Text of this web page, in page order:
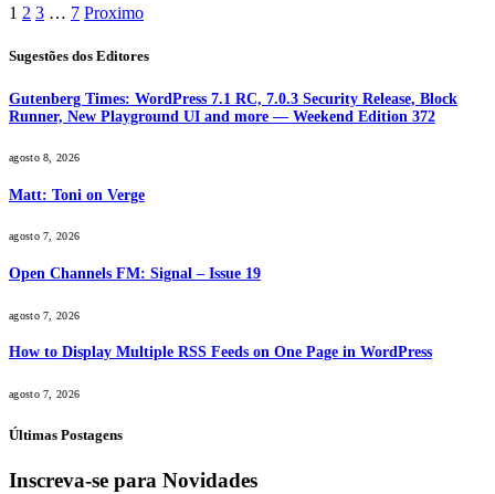
1 2 3 … 7 Proximo
Sugestões dos Editores
Gutenberg Times: WordPress 7.1 RC, 7.0.3 Security Release, Block
Runner, New Playground UI and more — Weekend Edition 372
agosto 8, 2026
Matt: Toni on Verge
agosto 7, 2026
Open Channels FM: Signal – Issue 19
agosto 7, 2026
How to Display Multiple RSS Feeds on One Page in WordPress
agosto 7, 2026
Últimas Postagens
Inscreva-se para Novidades